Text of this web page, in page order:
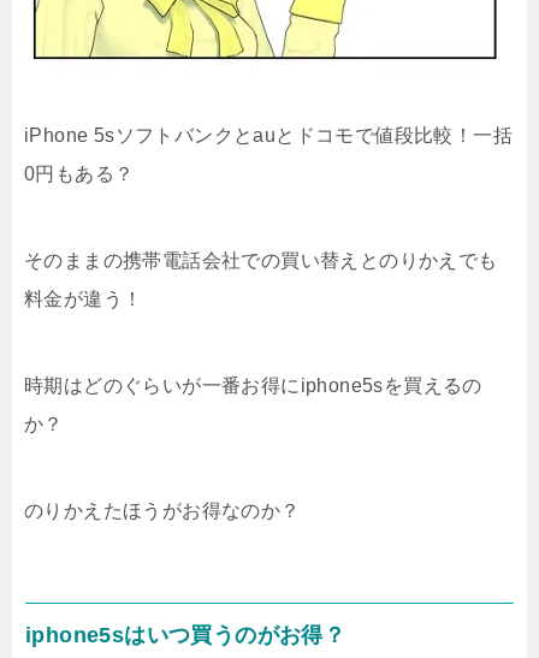
iPhone 5sソフトバンクとauとドコモで値段比較！一括
0円もある？
そのままの携帯電話会社での買い替えとのりかえでも
料金が違う！
時期はどのぐらいが一番お得にiphone5sを買えるの
か？
のりかえたほうがお得なのか？
iphone5sはいつ買うのがお得？